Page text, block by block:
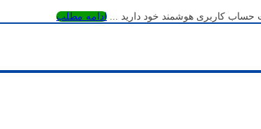
حساب کاربری هوشمند خود دارید ... ادامه مطلب